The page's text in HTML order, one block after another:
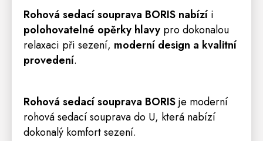
Rohová sedací souprava BORIS nabízí i
polohovatelné opěrky hlavy pro dokonalou
relaxaci při sezení, moderní design a kvalitní
provedení.
Rohová sedací souprava BORISje moderní
rohová sedací souprava do U, která nabízí
dokonalý komfort sezení.